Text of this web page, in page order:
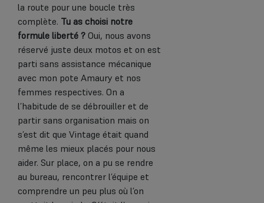
la route pour une boucle très
complète. Tu as choisi notre
formule liberté ? Oui, nous avons
réservé juste deux motos et on est
parti sans assistance mécanique
avec mon pote Amaury et nos
femmes respectives. On a
l’habitude de se débrouiller et de
partir sans organisation mais on
s’est dit que Vintage était quand
même les mieux placés pour nous
aider. Sur place, on a pu se rendre
au bureau, rencontrer l’équipe et
comprendre un peu plus où l’on